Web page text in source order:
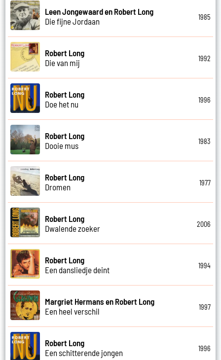
Leen Jongewaard en Robert Long
Die fijne Jordaan
1985
Robert Long
Die van mij
1992
Robert Long
Doe het nu
1996
Robert Long
Dooie mus
1983
Robert Long
Dromen
1977
Robert Long
Dwalende zoeker
2006
Robert Long
Een dansliedje deint
1994
Margriet Hermans en Robert Long
Een heel verschil
1997
Robert Long
Een schitterende jongen
1996